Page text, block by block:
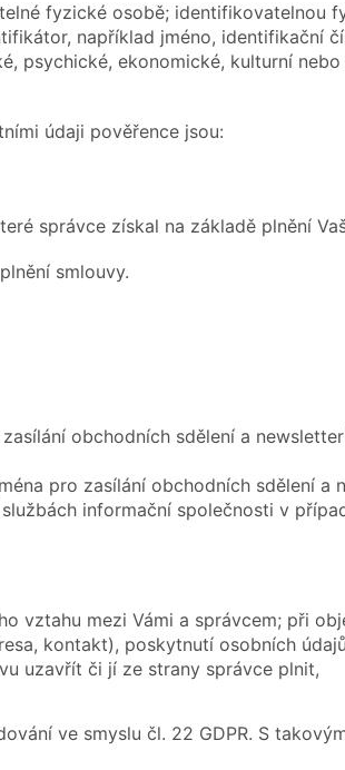
fyzické osobě; identifikovatelnou
například jméno, identifikační
psychické, ekonomické, kulturní
údaji pověřence jsou:
správce získal na základě plnění
smlouvy.
obchodních sdělení a
pro zasílání obchodních sdělení a
informační společnosti v
vztahu mezi Vámi a správcem; při
kontakt), poskytnutí osobních
uzavřít či jí ze strany správce plnit,
ve smyslu čl. 22 GDPR. S